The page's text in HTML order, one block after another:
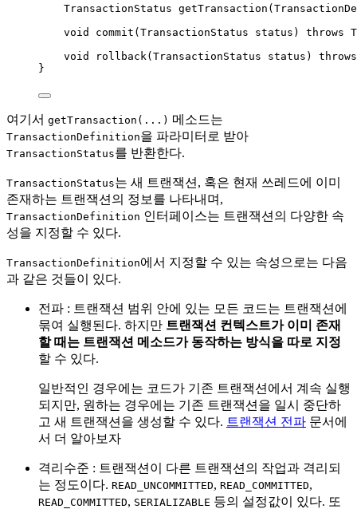
TransactionStatus getTransaction (
void
commit ( TransactionStatus status ) throws
void
rollback( TransactionStatus status )
throws
}
여기서 getTransaction(...) 메소드는
TransactionDefinition을 파라미터로 받아
TransactionStatus를 반환한다.
TransactionStatus는 새 트랜잭션, 혹은 현재 쓰레드에 이미
존재하는 트랜잭션의 정보를 나타내며,
TransactionDefinition 인터페이스는 트랜잭션의 다양한 속
성을 지정할 수 있다.
TransactionDefinition에서 지정할 수 있는 속성으로는 다음
과 같은 것들이 있다.
전파 : 트랜잭션 범위 안에 있는 모든 코드는 트랜잭션에
묶여 실행된다. 하지만 트랜잭션 컨텍스트가 이미 존재
할 때는 트랜잭션 메소드가 동작하는 방식을 따로 지정
할 수 있다.
일반적인 경우에는 코드가 기존 트랜잭션에서 계속 실행
되지만, 원하는 경우에는 기존 트랜잭션을 일시 중단하
고 새 트랜잭션을 생성할 수 있다. 트랜잭션 전파 문서에
서 더 알아보자
격리수준 : 트랜잭션이 다른 트랜잭션의 작업과 격리되
는 정도이다. READ_UNCOMMITTED, READ_COMMITTED,
READ_COMMITTED, SERIALIZABLE 등의 설정값이 있다. 또